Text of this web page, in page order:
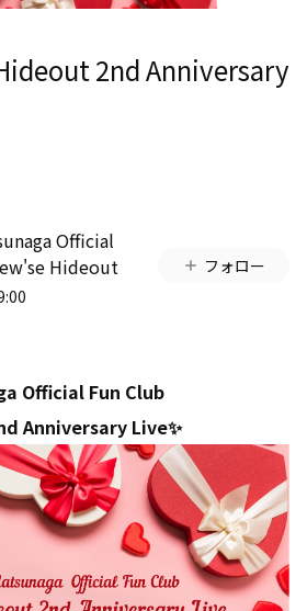
2nd Anniversary
Official
Hideout
フォロー
Official Fun Club
Anniversary Live✨